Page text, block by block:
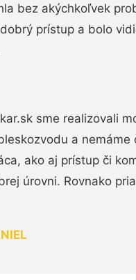
bez akýchkoľvek
prístup a bolo
sme realizovali
a nemáme
ako aj prístup či
úrovni. Rovnako